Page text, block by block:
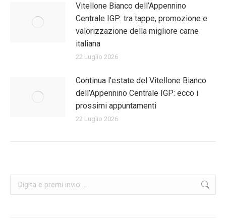
Vitellone Bianco dell’Appennino
Centrale IGP: tra tappe, promozione e
valorizzazione della migliore carne
italiana
22 Luglio 2026
Continua l’estate del Vitellone Bianco
dell’Appennino Centrale IGP: ecco i
prossimi appuntamenti
22 Luglio 2026
Cerca: